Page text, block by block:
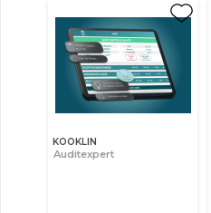
KOOKLIN
Auditexpert